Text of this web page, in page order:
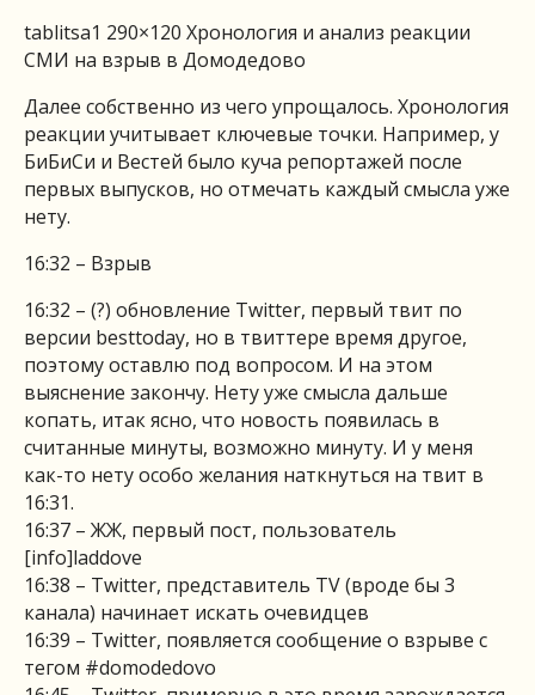
tablitsa1 290×120 Хронология и анализ реакции
СМИ на взрыв в Домодедово
Далее собственно из чего упрощалось. Хронология
реакции учитывает ключевые точки. Например, у
БиБиСи и Вестей было куча репортажей после
первых выпусков, но отмечать каждый смысла уже
нету.
16:32 – Взрыв
16:32 – (?) обновление Twitter, первый твит по
версии besttoday, но в твиттере время другое,
поэтому оставлю под вопросом. И на этом
выяснение закончу. Нету уже смысла дальше
копать, итак ясно, что новость появилась в
считанные минуты, возможно минуту. И у меня
как-то нету особо желания наткнуться на твит в
16:31.
16:37 – ЖЖ, первый пост, пользователь
[info]laddove
16:38 – Twitter, представитель TV (вроде бы 3
канала) начинает искать очевидцев
16:39 – Twitter, появляется сообщение о взрыве с
тегом #domodedovo